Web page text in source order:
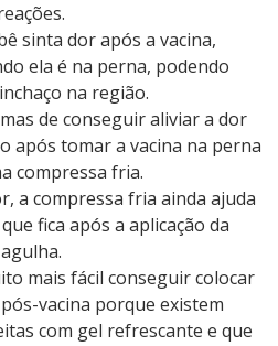
sinta dor após a vacina,
ela é na perna, podendo
na região.
de conseguir aliviar a dor
após tomar a vacina na perna
compressa fria.
a compressa fria ainda ajuda
fica após a aplicação da
agulha.
mais fácil conseguir colocar
vacina porque existem
com gel refrescante e que